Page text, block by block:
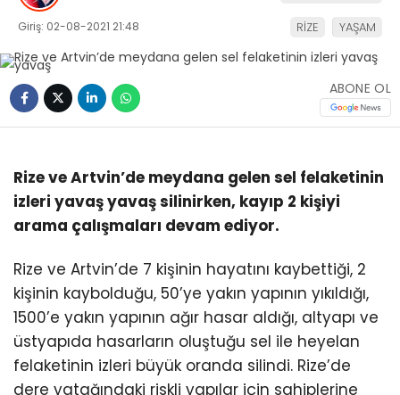
Giriş: 02-08-2021 21:48 RİZE YAŞAM
ABONE OL
Rize ve Artvin’de meydana gelen sel felaketinin
izleri yavaş yavaş silinirken, kayıp 2 kişiyi
arama çalışmaları devam ediyor.
Rize ve Artvin’de 7 kişinin hayatını kaybettiği, 2
kişinin kaybolduğu, 50’ye yakın yapının yıkıldığı,
1500’e yakın yapının ağır hasar aldığı, altyapı ve
üstyapıda hasarların oluştuğu sel ile heyelan
felaketinin izleri büyük oranda silindi. Rize’de
dere yatağındaki riskli yapılar için sahiplerine